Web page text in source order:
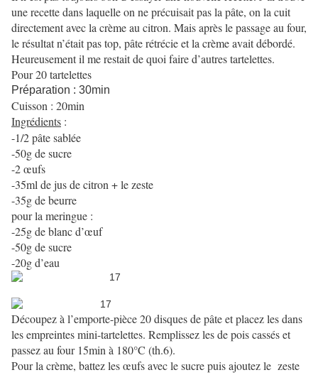
une recette dans laquelle on ne précuisait pas la pâte, on la cuit
directement avec la crème au citron. Mais après le passage au four,
le résultat n’était pas top, pâte rétrécie et la crème avait débordé.
Heureusement il me restait de quoi faire d’autres tartelettes.
Pour 20 tartelettes
Préparation : 30min
Cuisson : 20min
Ingrédients :
-1/2 pâte sablée
-50g de sucre
-2 œufs
-35ml de jus de citron + le zeste
-35g de beurre
pour la meringue :
-25g de blanc d’œuf
-50g de sucre
-20g d’eau
Découpez à l’emporte-pièce 20 disques de pâte et placez les dans
les empreintes mini-tartelettes. Remplissez les de pois cassés et
passez au four 15min à 180°C (th.6).
Pour la crème, battez les œufs avec le sucre puis ajoutez le zeste